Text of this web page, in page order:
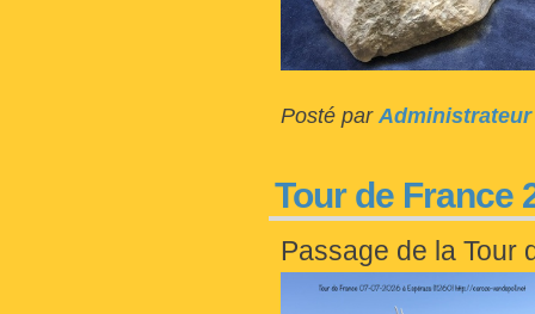
Posté par Administrateur
Tour de France
Passage de la Tour